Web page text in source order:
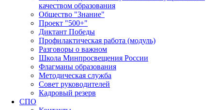
качеством образования
Общество "Знание"
Проект "500+"
Диктант Победы
Профилактическая работа (модуль)
Разговоры о важном
Школа Минпросвещения России
Флагманы образования
Методическая служба
Совет руководителей
Кадровый резерв
СПО